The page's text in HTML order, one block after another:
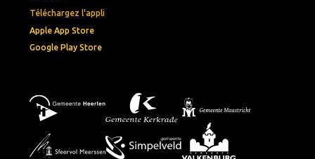
Téléchargez l'appli
Apple App Store
Google Play Store